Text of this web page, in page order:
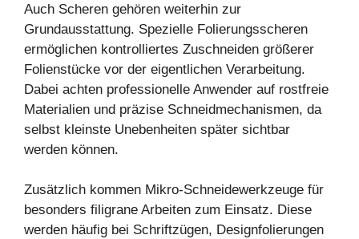
Auch Scheren gehören weiterhin zur
Grundausstattung. Spezielle Folierungsscheren
ermöglichen kontrolliertes Zuschneiden größerer
Folienstücke vor der eigentlichen Verarbeitung.
Dabei achten professionelle Anwender auf rostfreie
Materialien und präzise Schneidmechanismen, da
selbst kleinste Unebenheiten später sichtbar
werden können.
Zusätzlich kommen Mikro-Schneidewerkzeuge für
besonders filigrane Arbeiten zum Einsatz. Diese
werden häufig bei Schriftzügen, Designfolierungen